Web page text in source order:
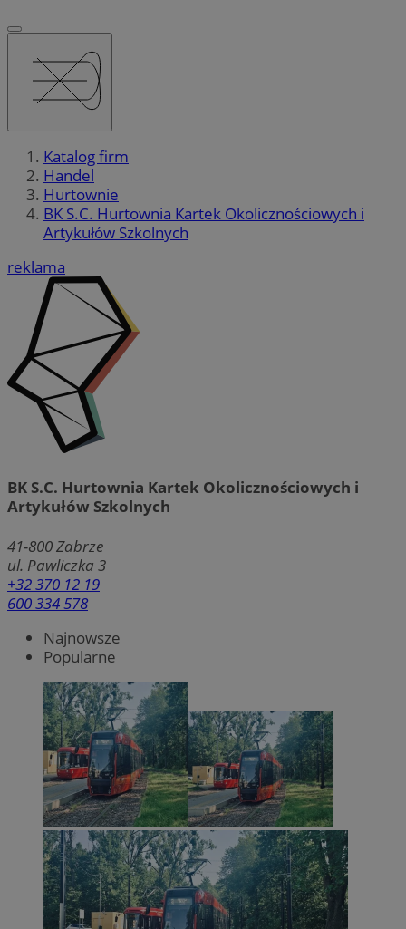
Katalog firm
Handel
Hurtownie
BK S.C. Hurtownia Kartek Okolicznościowych i
Artykułów Szkolnych
reklama
BK S.C. Hurtownia Kartek Okolicznościowych i
Artykułów Szkolnych
41-800Zabrze
ul. Pawliczka 3
+32 370 12 19
600 334 578
Najnowsze
Popularne